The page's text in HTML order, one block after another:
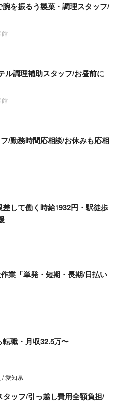
を振るう製菓・調理スタッフ/
館
ル調理補助スタッフ/お昼前に
館
/勤務時間応相談/お休みも応相
して働く時給1932円・駅徒歩
業「単発・短期・長期/日払い
職・月収32.5万〜
/ 愛知県
タッフ/引っ越し費用全額負担/